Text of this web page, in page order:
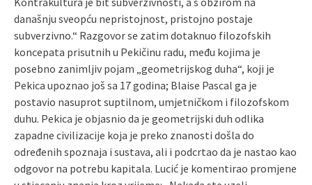
današnju sveopću nepristojnost, pristojno postaje
subverzivno.“ Razgovor se zatim dotaknuo filozofskih
koncepata prisutnih u Pekičinu radu, među kojima je
posebno zanimljiv pojam „geometrijskog duha“, koji je
Pekica upoznao još sa 17 godina; Blaise Pascal ga je
postavio nasuprot suptilnom, umjetničkom i filozofskom
duhu. Pekica je objasnio da je geometrijski duh odlika
zapadne civilizacije koja je preko znanosti došla do
određenih spoznaja i sustava, ali i podcrtao da je nastao kao
odgovor na potrebu kapitala. Lucić je komentirao promjene